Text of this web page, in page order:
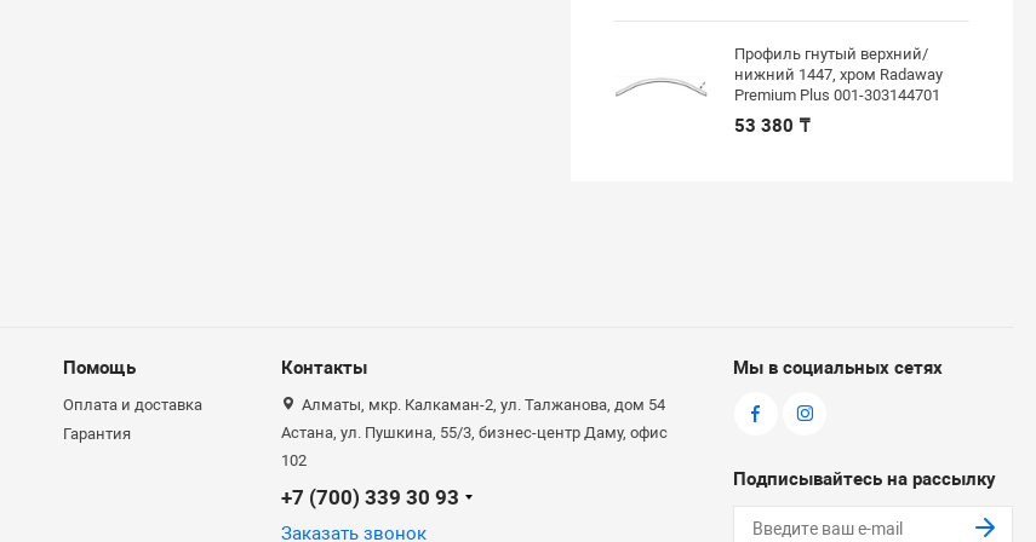
Профиль гнутый верхний/
нижний 1447, хром Radaway
Premium Plus 001-303144701
53 380 ₸
Помощь
Оплата и доставка
Гарантия
Контакты
Алматы, мкр. Калкаман-2, ул. Талжанова, дом 54
Астана, ул. Пушкина, 55/3, бизнес-центр Даму, офис
102
+7 (700) 339 30 93
Заказать звонок
Мы в социальных сетях
Подписывайтесь на рассылку